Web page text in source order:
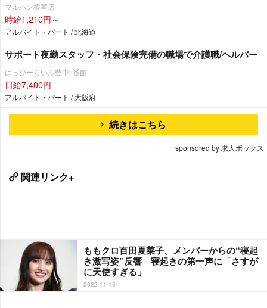
マルハン根室店
時給1,210円～
アルバイト・パート / 北海道
サポート夜勤スタッフ・社会保険完備の職場で介護職/ヘルパー
はっぴーらいふ豊中Ⅱ番館
日給7,400円
アルバイト・パート / 大阪府
続きはこちら
sponsored by 求人ボックス
関連リンク+
ももクロ百田夏菜子、メンバーからの“寝起
き激写姿”反響 寝起きの第一声に「さすが
に天使すぎる」
2022-11-15